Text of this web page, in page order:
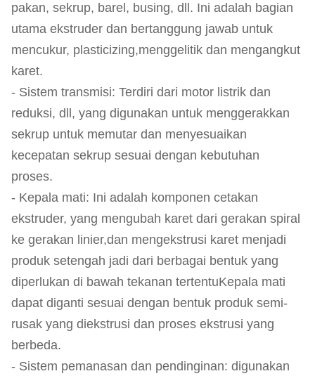
pakan, sekrup, barel, busing, dll. Ini adalah bagian
utama ekstruder dan bertanggung jawab untuk
mencukur, plasticizing,menggelitik dan mengangkut
karet.
- Sistem transmisi: Terdiri dari motor listrik dan
reduksi, dll, yang digunakan untuk menggerakkan
sekrup untuk memutar dan menyesuaikan
kecepatan sekrup sesuai dengan kebutuhan
proses.
- Kepala mati: Ini adalah komponen cetakan
ekstruder, yang mengubah karet dari gerakan spiral
ke gerakan linier,dan mengekstrusi karet menjadi
produk setengah jadi dari berbagai bentuk yang
diperlukan di bawah tekanan tertentuKepala mati
dapat diganti sesuai dengan bentuk produk semi-
rusak yang diekstrusi dan proses ekstrusi yang
berbeda.
- Sistem pemanasan dan pendinginan: digunakan